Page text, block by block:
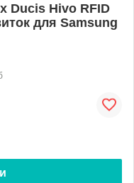
Ducis Hivo RFID
для Samsung